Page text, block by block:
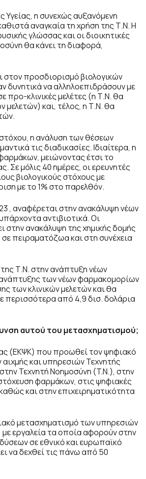
η συνεχώς αυξανόμενη
αναγκαία τη χρήση της Τ.Ν. Η
γλώσσας και οι διοικητικές
θα κάνει τη διαφορά,
προσδιορισμό βιολογικών
δυνητικά να αλληλοεπιδράσουν με
προ-κλινικές μελέτες (η Τ.Ν. θα
και, τέλος, η Τ.Ν. θα
η ανάλυση των θέσεων
τις διαδικασίες. Ιδιαίτερα, η
μειώνοντας έτσι το
Σε μόλις 40 ημέρες, οι ερευνητές
βιολογικούς στόχους με
με το 1% στο παρελθόν.
, αναφέρεται στην ανακάλυψη νέων
αντιβιοτικά. Οι
στην ανακάλυψη της χημικής δομής
πειραματόζωα και στη συνέχεια
Τ.Ν. στην ανάπτυξη νέων
των νέων φαρμακομορίων
των κλινικών μελετών και θα
περισσότερα από 4,9 δισ. δολάρια
αυτού του μετασχηματισμού;
(ΕΚΨΚ) που προωθεί τον ψηφιακό
και υπηρεσιών Τεχνητής
Τεχνητή Νοημοσύνη (T.N.), στην
φαρμάκων, στις ψηφιακές
και στην επιχειρηματικότητα
μετασχηματισμό των υπηρεσιών
εργαλεία τα οποία αφορούν στην
σε εθνικό και ευρωπαϊκό
να δεχθεί τις πάνω από 50